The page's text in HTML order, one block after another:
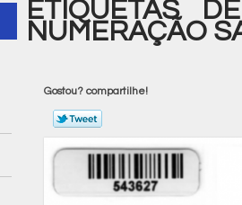
ETIQUETAS
NUMERAÇÃO
Gostou? compartilhe!